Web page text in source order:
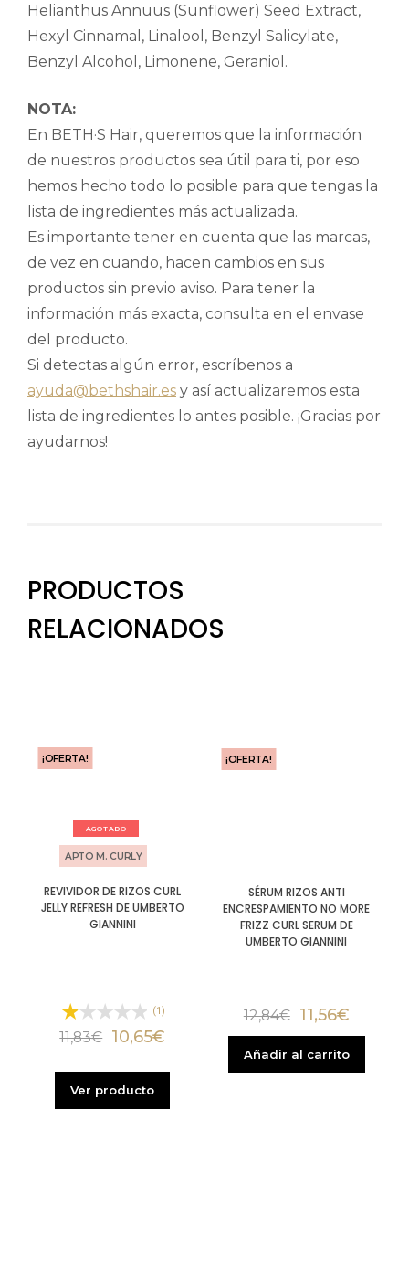
Helianthus Annuus (Sunflower) Seed Extract,
Hexyl Cinnamal, Linalool, Benzyl Salicylate,
Benzyl Alcohol, Limonene, Geraniol.
NOTA:
En BETH·S Hair, queremos que la información
de nuestros productos sea útil para ti, por eso
hemos hecho todo lo posible para que tengas la
lista de ingredientes más actualizada.
Es importante tener en cuenta que las marcas,
de vez en cuando, hacen cambios en sus
productos sin previo aviso. Para tener la
información más exacta, consulta en el envase
del producto.
Si detectas algún error, escríbenos a
ayuda@bethshair.es y así actualizaremos esta
lista de ingredientes lo antes posible. ¡Gracias por
ayudarnos!
PRODUCTOS
RELACIONADOS
AGOTADO
¡OFERTA!
APTO M. CURLY
REVIVIDOR DE RIZOS CURL
JELLY REFRESH DE UMBERTO
GIANNINI
(1)
11,83€ 10,65€
Ver producto
¡OFERTA!
SÉRUM RIZOS ANTI
ENCRESPAMIENTO NO MORE
FRIZZ CURL SERUM DE
UMBERTO GIANNINI
12,84€ 11,56€
Añadir al carrito